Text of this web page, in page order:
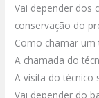
Vai depender dos
conservação do
Como chamar um
A chamada do
A visita do técnico
Vai depender do